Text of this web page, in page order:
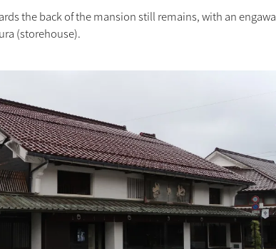
the back of the mansion still remains, with an
(storehouse).